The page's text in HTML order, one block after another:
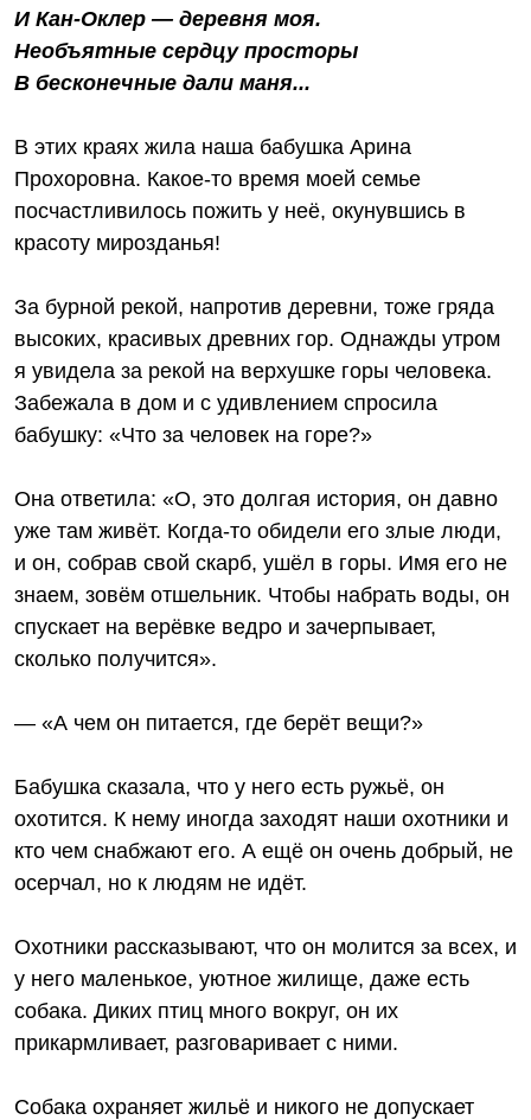
И Кан-Оклер — деревня моя.
Необъятные сердцу просторы
В бесконечные дали маня...
В этих краях жила наша бабушка Арина
Прохоровна. Какое-то время моей семье
посчастливилось пожить у неё, окунувшись в
красоту мирозданья!
За бурной рекой, напротив деревни, тоже гряда
высоких, красивых древних гор. Однажды утром
я увидела за рекой на верхушке горы человека.
Забежала в дом и с удивлением спросила
бабушку: «Что за человек на горе?»
Она ответила: «О, это долгая история, он давно
уже там живёт. Когда-то обидели его злые люди,
и он, собрав свой скарб, ушёл в горы. Имя его не
знаем, зовём отшельник. Чтобы набрать воды, он
спускает на верёвке ведро и зачерпывает,
сколько получится».
— «А чем он питается, где берёт вещи?»
Бабушка сказала, что у него есть ружьё, он
охотится. К нему иногда заходят наши охотники и
кто чем снабжают его. А ещё он очень добрый, не
осерчал, но к людям не идёт.
Охотники рассказывают, что он молится за всех, и
у него маленькое, уютное жилище, даже есть
собака. Диких птиц много вокруг, он их
прикармливает, разговаривает с ними.
Собака охраняет жильё и никого не допускает